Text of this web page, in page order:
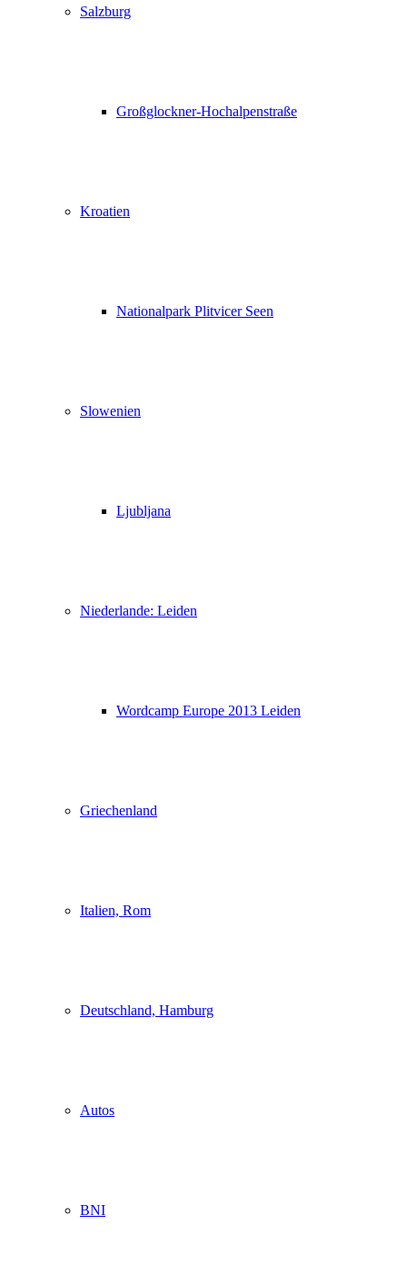
Salzburg
Großglockner-Hochalpenstraße
Kroatien
Nationalpark Plitvicer Seen
Slowenien
Ljubljana
Niederlande: Leiden
Wordcamp Europe 2013 Leiden
Griechenland
Italien, Rom
Deutschland, Hamburg
Autos
BNI